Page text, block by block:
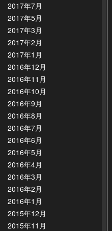
2017年7月
2017年5月
2017年3月
2017年2月
2017年1月
2016年12月
2016年11月
2016年10月
2016年9月
2016年8月
2016年7月
2016年6月
2016年5月
2016年4月
2016年3月
2016年2月
2016年1月
2015年12月
2015年11月